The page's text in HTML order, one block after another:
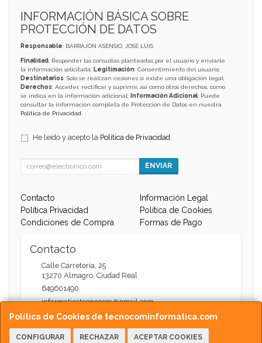
Política de Cookies de tecnocominformatica.com
CONFIGURAR RECHAZAR ACEPTAR COOKIES
INFORMACIÓN BÁSICA SOBRE
PROTECCIÓN DE DATOS
Responsable: BARRAJÓN ASENSIO, JOSE LUIS
Finalidad: Responder las consultas planteadas por el usuario y enviarle
la información solicitada; Legitimación: Consentimiento del usuario;
Destinatarios: Solo se realizan cesiones si existe una obligación legal;
Derechos: Acceder, rectificar y suprimir, así como otros derechos, como
se indica en la información adicional;
Información Adicional: Puede
consultar la información completa de Protección de Datos en nuestra
Política de Privacidad.
He leído y acepto la Política de Privacidad.
ENVIAR
Contacto
Información Legal
Política Privacidad
Política de Cookies
Condiciones de Compra
Formas de Pago
Contacto
Calle Carretería, 25
13270 Almagro, Ciudad Real
649601490
informaticatecnocom@gmail.com